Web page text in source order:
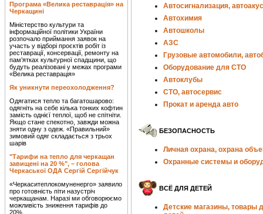
Програма «Велика реставрація» на
Черкащині
Міністерство культури та
інформаційної політики України
розпочало приймання заявок на
участь у відборі проєктів робіт із
реставрації, консервації, ремонту на
пам’ятках культурної спадщини, що
будуть реалізовані у межах програми
«Велика реставрація»
Як уникнути переохолодження?
Одягатися тепло та багатошарово:
одягніть на себе кілька тонких кофтин
замість однієї теплої, щоб не спітніти.
Якщо стане спекотно, завжди можна
зняти одну з одеж. «Правильний»
зимовий одяг складається з трьох
шарів
"Тарифи на тепло для черкащан
завищені на 20 %", – голова
Черкаської ОДА Сергій Сергійчук
«Черкаситеплокомуненерго» заявило
про готовність піти назустріч
черкащанам. Наразі ми обговорюємо
можливість зниження тарифів до
20%.
Автосигнализация,
Автохимия
Автошколы
АЗС
Грузовые автомобили,
Оборудование для СТО
Автоклубы
СТО, автосервис
Прокат и аренда авто
БЕЗОПАСНОСТЬ
Личная охрана, охрана
Охранные системы и
ВСЁ ДЛЯ ДЕТЕЙ
Детские магазины, товары